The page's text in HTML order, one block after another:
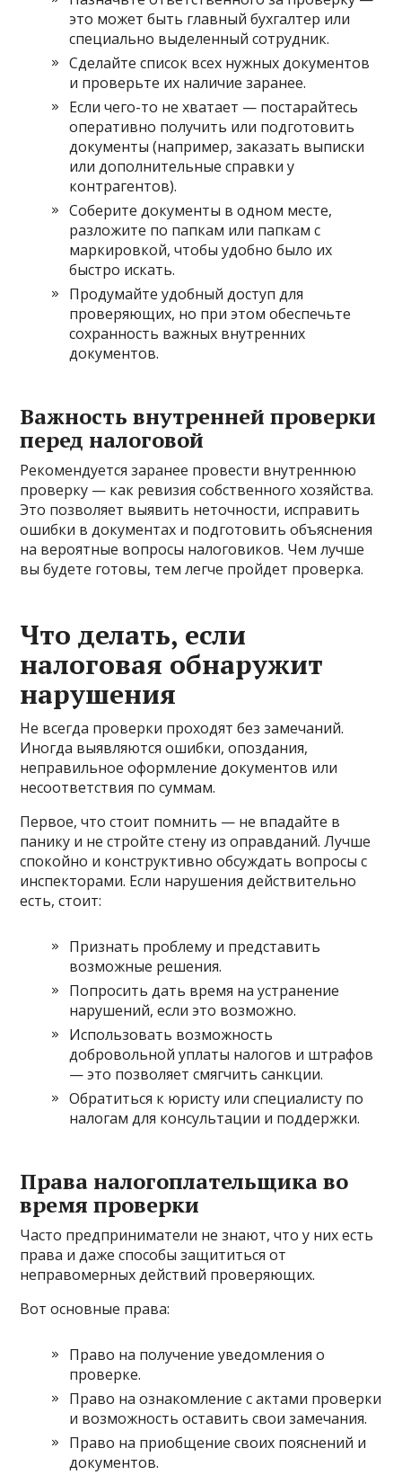
это может быть главный бухгалтер или
специально выделенный сотрудник.
Сделайте список всех нужных документов
и проверьте их наличие заранее.
Если чего-то не хватает — постарайтесь
оперативно получить или подготовить
документы (например, заказать выписки
или дополнительные справки у
контрагентов).
Соберите документы в одном месте,
разложите по папкам или папкам с
маркировкой, чтобы удобно было их
быстро искать.
Продумайте удобный доступ для
проверяющих, но при этом обеспечьте
сохранность важных внутренних
документов.
Важность внутренней проверки
перед налоговой
Рекомендуется заранее провести внутреннюю
проверку — как ревизия собственного хозяйства.
Это позволяет выявить неточности, исправить
ошибки в документах и подготовить объяснения
на вероятные вопросы налоговиков. Чем лучше
вы будете готовы, тем легче пройдет проверка.
Что делать, если
налоговая обнаружит
нарушения
Не всегда проверки проходят без замечаний.
Иногда выявляются ошибки, опоздания,
неправильное оформление документов или
несоответствия по суммам.
Первое, что стоит помнить — не впадайте в
панику и не стройте стену из оправданий. Лучше
спокойно и конструктивно обсуждать вопросы с
инспекторами. Если нарушения действительно
есть, стоит:
Признать проблему и представить
возможные решения.
Попросить дать время на устранение
нарушений, если это возможно.
Использовать возможность
добровольной уплаты налогов и штрафов
— это позволяет смягчить санкции.
Обратиться к юристу или специалисту по
налогам для консультации и поддержки.
Права налогоплательщика во
время проверки
Часто предприниматели не знают, что у них есть
права и даже способы защититься от
неправомерных действий проверяющих.
Вот основные права:
Право на получение уведомления о
проверке.
Право на ознакомление с актами проверки
и возможность оставить свои замечания.
Право на приобщение своих пояснений и
документов.